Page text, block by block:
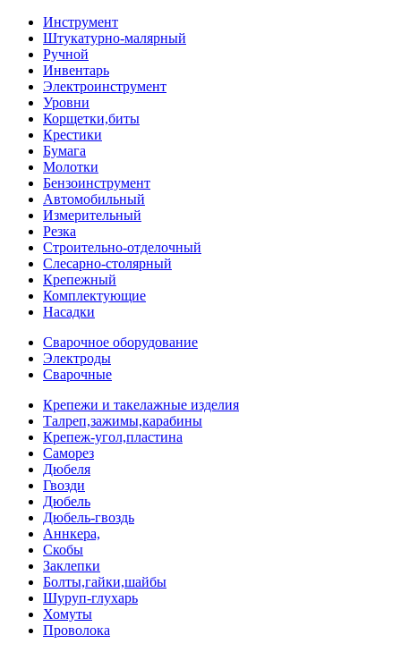
Инструмент
Штукатурно-малярный
Ручной
Инвентарь
Электроинструмент
Уровни
Корщетки,биты
Крестики
Бумага
Молотки
Бензоинструмент
Автомобильный
Измерительный
Резка
Строительно-отделочный
Слесарно-столярный
Крепежный
Комплектующие
Насадки
Сварочное оборудование
Электроды
Сварочные
Крепежи и такелажные изделия
Талреп,зажимы,карабины
Крепеж-угол,пластина
Саморез
Дюбеля
Гвозди
Дюбель
Дюбель-гвоздь
Аннкера,
Скобы
Заклепки
Болты,гайки,шайбы
Шуруп-глухарь
Хомуты
Проволока